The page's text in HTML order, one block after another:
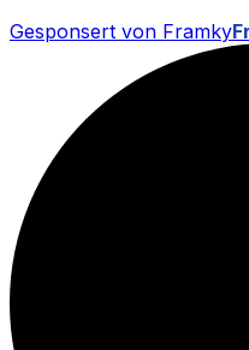
Gesponsert von Framky